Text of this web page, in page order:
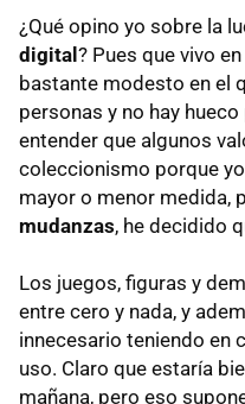
¿Qué opino yo sobre la
digital ? Pues que vivo
bastante modesto en el
personas y no hay
entender que algunos
coleccionismo porque
mayor o menor medida,
mudanzas, he decidido
Los juegos, figuras y
entre cero y nada, y
innecesario teniendo en
uso. Claro que estaría
mañana, pero eso